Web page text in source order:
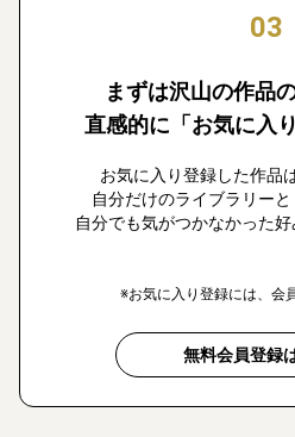
03
まずは沢山の作品
直感的に「お気に入
お気に入り登録した作品
自分だけのライブラリーと
自分でも気がつかなかった好
※お気に入り登録には、会
無料会員登録